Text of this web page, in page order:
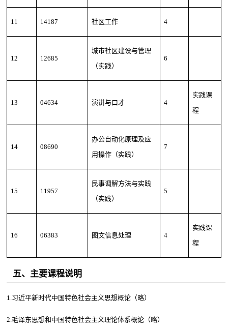
11 14187 社区工作 4
12 12685
城市社区建设与管理
（实践）
6
13 04634 演讲与口才 4
实践课
程
14 08690
办公自动化原理及应
用操作（实践）
7
15 11957
民事调解方法与实践
（实践）
5
16 06383 图文信息处理 4
实践课
程
五、主要课程说明
1.习近平新时代中国特色社会主义思想概论（略）
2.毛泽东思想和中国特色社会主义理论体系概论（略）